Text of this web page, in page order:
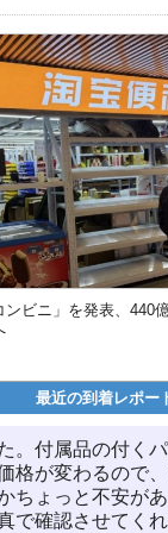
ビニ」を発表、440
最近の到着レポー
。付属品の付く
格が変わるので
ちょっと不安が
で確認させてく